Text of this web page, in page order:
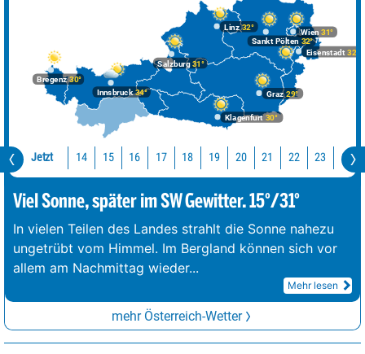
Bregenz30°
Graz29°
Innsbruck34°
Klagenfurt 30°
Linz32°
Salzburg31°
Wien 31°
Eisenstadt 32°
Sankt Pölten 32°
Jetzt 14 15 16 17 18 19 20 21 22 23 0
Viel Sonne, später im SW Gewitter. 15°/31°
In vielen Teilen des Landes strahlt die Sonne nahezu
ungetrübt vom Himmel. Im Bergland können sich vor
allem am Nachmittag wieder...
Mehr lesen
mehr Österreich-Wetter